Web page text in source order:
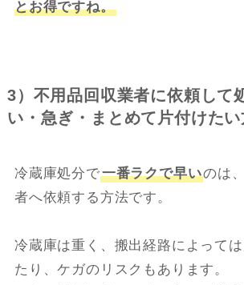
とお得ですね。
3）不用品回収業者に依頼して
い・急ぎ・まとめて片付けたい
冷蔵庫処分で一番ラクで早いのは
者へ依頼する方法です。
冷蔵庫は重く、搬出経路によって
たり、ケガのリスクもあります。